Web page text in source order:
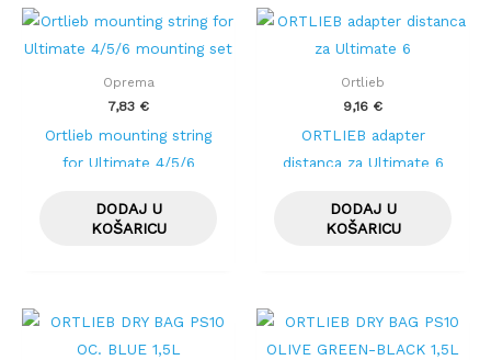
Oprema
7,83 €
Ortlieb mounting string
for Ultimate 4/5/6
DODAJ U
KOŠARICU
Ortlieb
9,16 €
ORTLIEB adapter
distanca za Ultimate 6
DODAJ U
KOŠARICU